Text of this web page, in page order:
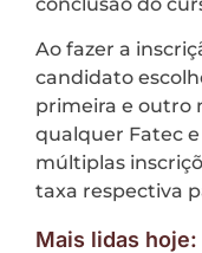
Ao fazer a
candidato
primeira e outro
qualquer Fatec
múltiplas
taxa respectiva
Mais lidas hoje: